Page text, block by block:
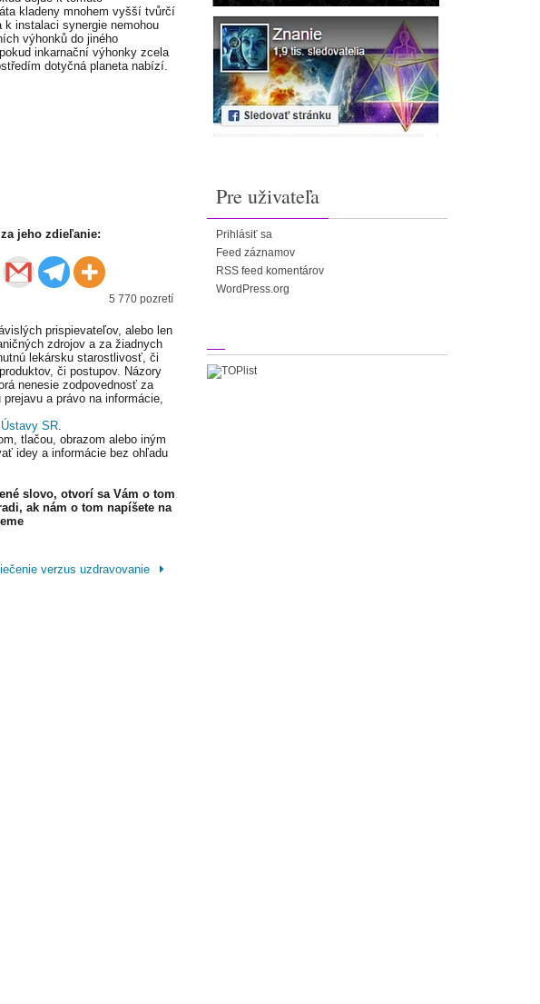
kladeny mnohem vyšší tvůrčí
instalaci synergie nemohou
výhonků do jiného
inkarnační výhonky zcela
dotyčná planeta nabízí.
jeho zdieľanie:
5 770 pozretí
prispievateľov, alebo len
zdrojov a za žiadnych
lekársku starostlivosť, či
či postupov. Názory
nenesie zodpovednosť za
a právo na informácie,
SR.
tlačou, obrazom alebo iným
idey a informácie bez ohľadu
slovo, otvorí sa Vám o tom
ak nám o tom napíšete na
verzus uzdravovanie
Pre uživateľa
Prihlásiť sa
Feed záznamov
RSS feed komentárov
WordPress.org